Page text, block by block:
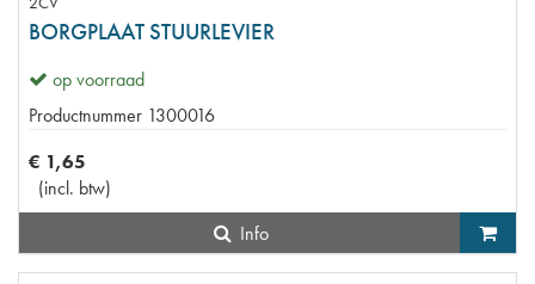
BORGPLAAT STUURLEVIER
op voorraad
Productnummer 1300016
€ 1,65
(incl. btw)
Info